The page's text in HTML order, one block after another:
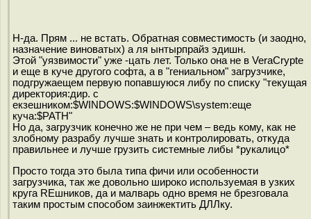
Н-да. Прям ... не встать. Обратная совместимость (и заодно,
назначение виноватых) а ля ынтырпрайз эдишн.
Этой "уязвимости" уже -цать лет. Только она не в VeraCrypte
и еще в куче другого софта, а в "гениальном" загрузчике,
подгружаещем первую попавшуюся либу по списку "текущая
директория:дир. с
екзешником:$WINDOWS:$WINDOWS\system:eще
куча:$PATH"
Но да, загрузчик конечно же не при чем – ведь кому, как не
злобному разрабу лучше знать и контролировать, откуда
правильнее и лучше грузить системные либы *рукалицо*
Просто тогда это была типа фичи или особенности
загрузчика, так же довольно широко используемая в узких
круга REшников, да и малварь одно время не брезговала
таким простым способом заинжектить ДЛЛку.